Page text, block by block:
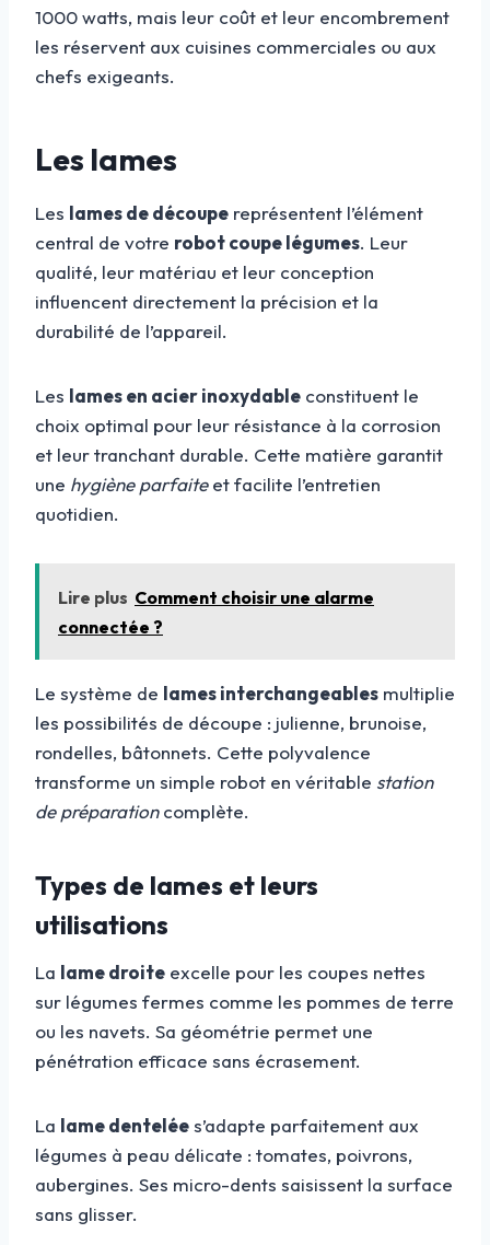
1000 watts, mais leur coût et leur encombrement
les réservent aux cuisines commerciales ou aux
chefs exigeants.
Les lames
Les lames de découpe représentent l’élément
central de votre robot coupe légumes. Leur
qualité, leur matériau et leur conception
influencent directement la précision et la
durabilité de l’appareil.
Les lames en acier inoxydable constituent le
choix optimal pour leur résistance à la corrosion
et leur tranchant durable. Cette matière garantit
une hygiène parfaiteet facilite l’entretien
quotidien.
Lire plus Comment choisir une alarme
connectée ?
Le système de lames interchangeables multiplie
les possibilités de découpe : julienne, brunoise,
rondelles, bâtonnets. Cette polyvalence
transforme un simple robot en véritable station
de préparationcomplète.
Types de lames et leurs
utilisations
La lame droite excelle pour les coupes nettes
sur légumes fermes comme les pommes de terre
ou les navets. Sa géométrie permet une
pénétration efficace sans écrasement.
La lame dentelées’adapte parfaitement aux
légumes à peau délicate : tomates, poivrons,
aubergines. Ses micro-dents saisissent la surface
sans glisser.